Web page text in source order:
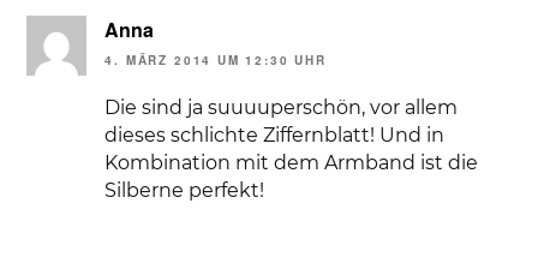
Anna
4. MÄRZ 2014 UM 12:30 UHR
Die sind ja suuuuperschön, vor allem
dieses schlichte Ziffernblatt! Und in
Kombination mit dem Armband ist die
Silberne perfekt!